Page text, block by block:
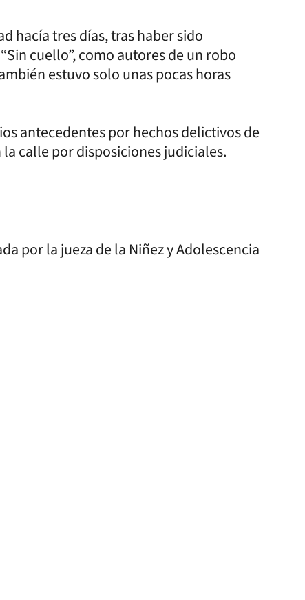
hacía tres días, tras haber sido
cuello”, como autores de un robo
estuvo solo unas pocas horas
antecedentes por hechos delictivos de
calle por disposiciones judiciales.
por la jueza de la Niñez y Adolescencia